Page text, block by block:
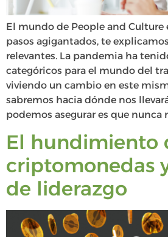
El mundo de People and Culture
pasos agigantados, te
relevantes. La pandemia ha
categóricos para el mundo del
viviendo un cambio en este
sabremos hacia dónde nos
podemos asegurar es que nunca
El hundimiento
criptomonedas
de liderazgo